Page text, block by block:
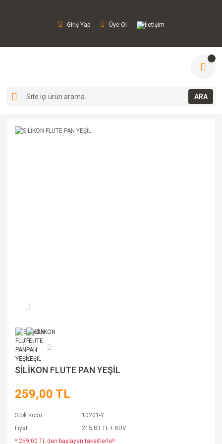
Giriş Yap Üye Ol İletişim
ARA
SİLİKON FLUTE PAN YEŞİL
259,00 TL
Stok Kodu
10201-Y
Fiyat
215,83 TL + KDV
* 259,00 TL den başlayan taksitlerle!!